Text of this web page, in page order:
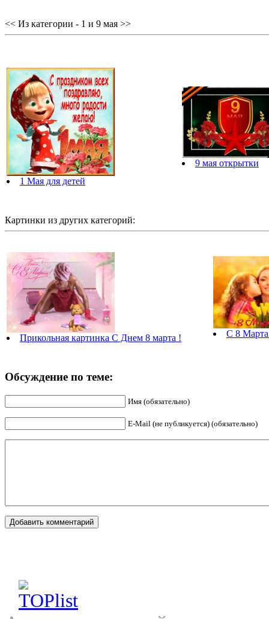
<< Из категории - 1 и 9 мая >>
1 Мая для детей
9 мая открытки
Картинки из других категорий:
Прикольная картинка С Днем 8 марта ! С 8 Марта
Обсуждение по теме:
Имя (обязательно)
E-Mail (не публикуется) (обязательно)